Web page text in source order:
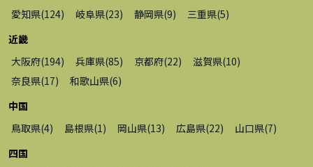
愛知県(124) 岐阜県(23) 静岡県(9) 三重県(5)
近畿
大阪府(194) 兵庫県(85) 京都府(22) 滋賀県(10)
奈良県(17) 和歌山県(6)
中国
鳥取県(4) 島根県(1 ) 岡山県(13) 広島県(22) 山口県(7)
四国